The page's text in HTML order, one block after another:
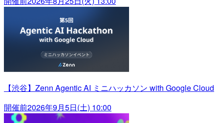
【渋谷】Zenn Agentic AI ミニハッカソン with Google Cloud
開催前2026年9月5日(土) 10:00